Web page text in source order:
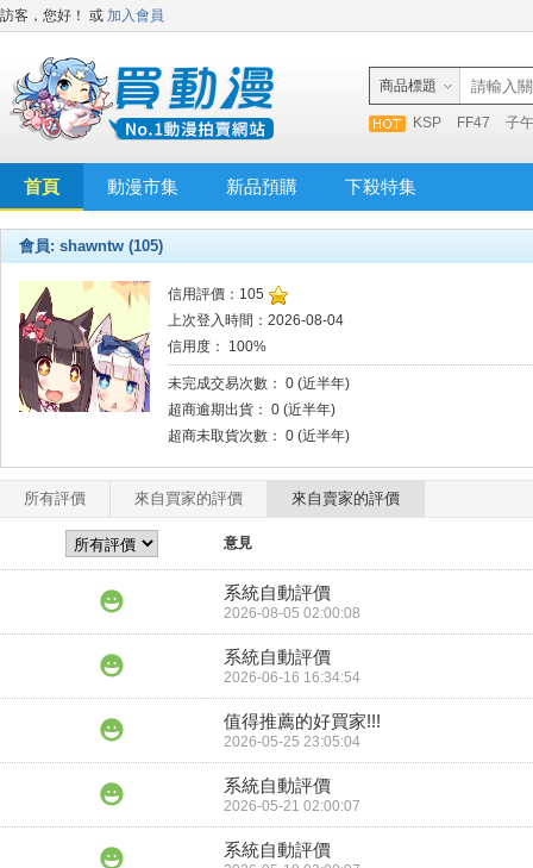
訪客，您好！ 或 加入會員
商品標題
KSP FF47 子
首頁 動漫市集 新品預購 下殺特集
會員: shawntw (105)
信用評價：105
上次登入時間：2026-08-04
信用度： 100%
未完成交易次數： 0 (近半年)
超商逾期出貨： 0 (近半年)
超商未取貨次數： 0 (近半年)
所有評價 來自買家的評價 來自賣家的評價
意見
系統自動評價
2026-08-05 02:00:08
系統自動評價
2026-06-16 16:34:54
值得推薦的好買家!!!
2026-05-25 23:05:04
系統自動評價
2026-05-21 02:00:07
系統自動評價